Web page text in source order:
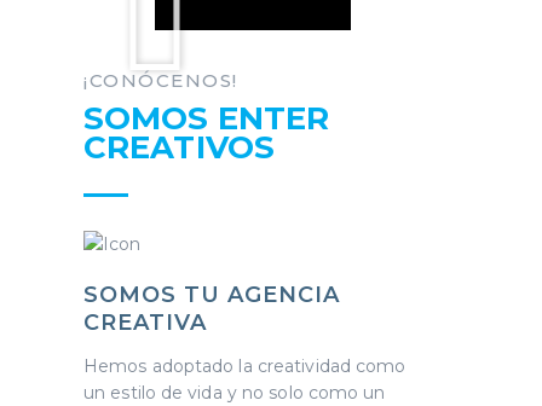
¡CONÓCENOS!
SOMOS ENTER
CREATIVOS
SOMOS TU AGENCIA
CREATIVA
Hemos adoptado la creatividad como
un estilo de vida y no solo como un